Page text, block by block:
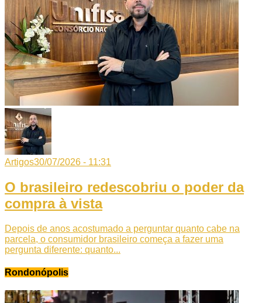
Artigos30/07/2026 - 11:31
O brasileiro redescobriu o poder da
compra à vista
Depois de anos acostumado a perguntar quanto cabe na
parcela, o consumidor brasileiro começa a fazer uma
pergunta diferente: quanto...
Rondonópolis